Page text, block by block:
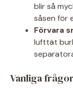
blir så
såsen för
Förvara
lufttät
Vanliga